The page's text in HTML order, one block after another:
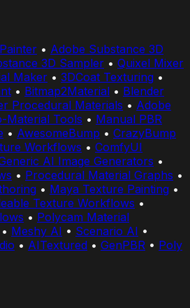
• Adobe Substance 3D
3D Sampler • Quixel Mixer
Maker • 3DCoat Texturing •
• Bitmap2Material • Blender
Procedural Materials • Adobe
Material Tools • Manual PBR
• AwesomeBump • CrazyBump
Workflows • ComfyUI
AI Image Generators •
• Procedural Material Graphs •
• Maya Texture Painting •
Texture Workflows •
• Polycam Material
• Meshy AI • Scenario AI •
• AITextured • GenPBR • Poly